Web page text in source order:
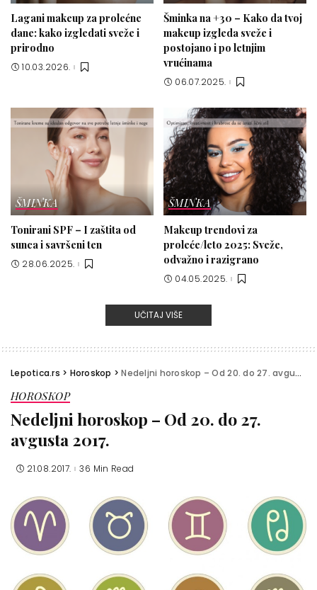
Lagani makeup za prolećne
dane: kako izgledati sveže i
prirodno
10.03.2026.
Šminka na +30 – Kako da tvoj
makeup izgleda sveže i
postojano i po letnjim
vrućinama
06.07.2025.
ŠMINKA
Tonirani SPF – I zaštita od
sunca i savršeni ten
28.06.2025.
ŠMINKA
Makeup trendovi za
proleće/leto 2025: Sveže,
odvažno i razigrano
04.05.2025.
UČITAJ VIŠE
Lepotica.rs > Horoskop >Nedeljni horoskop – Od 20. do 27. avgusta 2017.
HOROSKOP
Nedeljni horoskop – Od 20. do 27.
avgusta 2017.
21.08.2017. 36 Min Read